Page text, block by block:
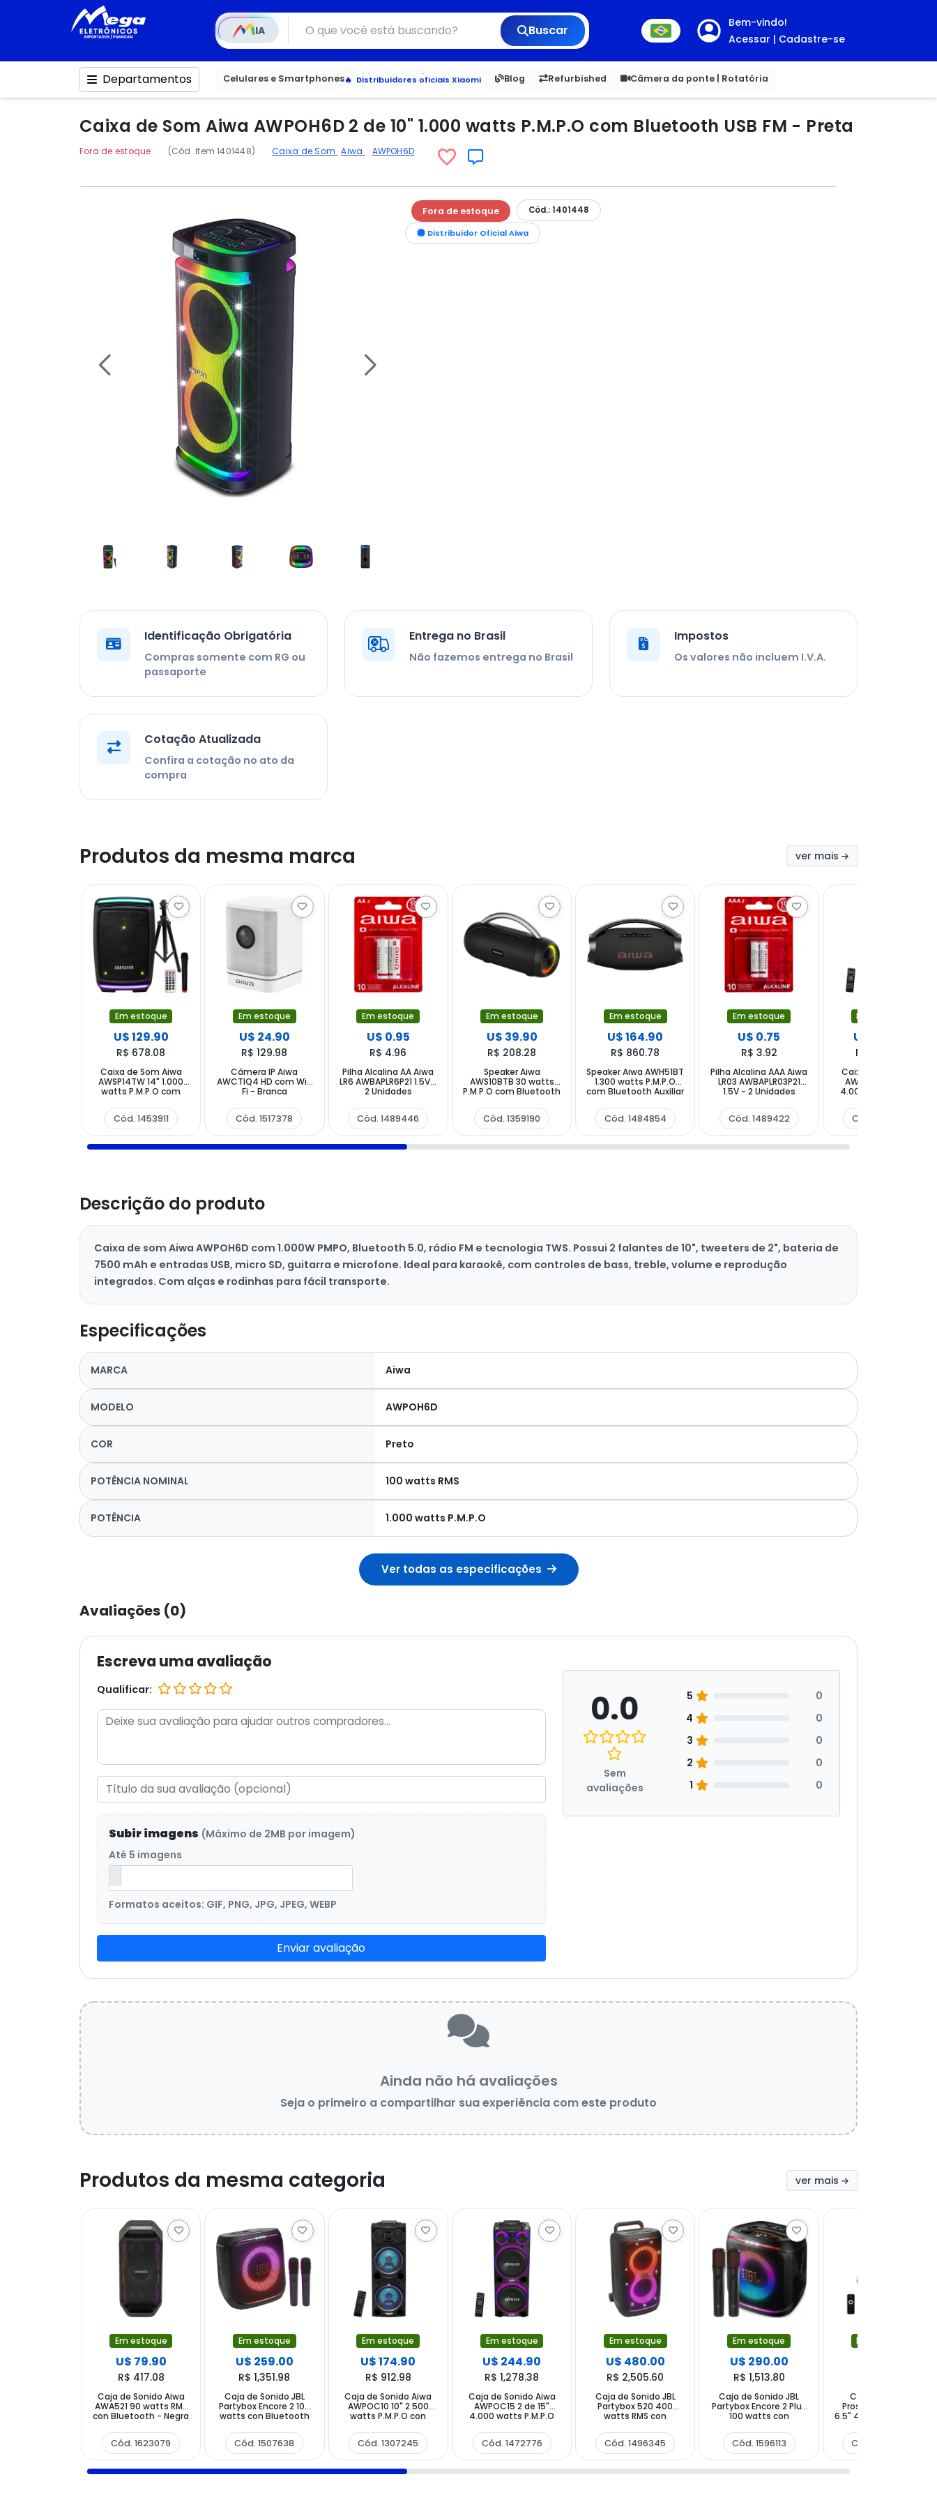
IA Buscar
Bem-vindo!
Acessar | Cadastre-se
Departamentos Celulares e Smartphones Veja os Lançamentos
Distribuidores oficiais Xiaomi
Blog Refurbished Câmera da ponte | Rotatória
6,050 5.22 1,900 1.00
Caixa de Som Aiwa AWPOH6D 2 de 10" 1.000 watts P.M.P.O com Bluetooth USB FM - Preta
Fora de estoque (Cód. Item 1401448) Caixa de Som Aiwa AWPOH6D
Fora de estoque Cód.: 1401448
Distribuidor Oficial Aiwa
Identificação Obrigatória
Compras somente com RG ou
passaporte
Entrega no Brasil
Não fazemos entrega no Brasil
Impostos
Os valores não incluem I.V.A.
Cotação Atualizada
Confira a cotação no ato da
compra
Produtos da mesma marca ver mais
Em estoque
U$ 129.90
R$ 678.08
Caixa de Som Aiwa
AWSP14TW 14" 1.000
watts P.M.P.O com
Bivolt - Preto
Cód. 1453911
Em estoque
U$ 24.90
R$ 129.98
Câmera IP Aiwa
AWCTIQ4 HD com Wi-
Fi - Branca
Cód. 1517378
Em estoque
U$ 0.95
R$ 4.96
Pilha Alcalina AA Aiwa
LR6 AWBAPLR6P21 1.5V -
2 Unidades
Cód. 1489446
Em estoque
U$ 39.90
R$ 208.28
Speaker Aiwa
AWS10BTB 30 watts
P.M.P.O com Bluetooth
Preto
Cód. 1359190
Em estoque
U$ 164.90
R$ 860.78
Speaker Aiwa AWH51BT
1.300 watts P.M.P.O
com Bluetooth Auxiliar
Cód. 1484854
Em estoque
U$ 0.75
R$ 3.92
Pilha Alcalina AAA Aiwa
LR03 AWBAPLR03P21
1.5V - 2 Unidades
Cód. 1489422
Em estoque
U$ 244.90
R$ 1,278.38
Caixa de Som Aiwa
AWPOC15 2 de 15"
4.000 watts P.M.P.O
Cód. 1472776
Descrição do produto
Caixa de som Aiwa AWPOH6D com 1.000W PMPO, Bluetooth 5.0, rádio FM e tecnologia TWS. Possui 2 falantes de 10", tweeters de 2", bateria de
7500 mAh e entradas USB, micro SD, guitarra e microfone. Ideal para karaokê, com controles de bass, treble, volume e reprodução
integrados. Com alças e rodinhas para fácil transporte.
Especificações
MARCA Aiwa
MODELO AWPOH6D
COR Preto
POTÊNCIA NOMINAL 100 watts RMS
POTÊNCIA 1.000 watts P.M.P.O
Ver todas as especificações
Avaliações (0)
Escreva uma avaliação
Qualificar:
Subir imagens (Máximo de 2MB por imagem)
Até 5 imagens
Formatos aceitos: GIF, PNG, JPG, JPEG, WEBP
Enviar avaliação
0.0
Sem
avaliações
5
0
4
0
3
0
2
0
1
0
Ainda não há avaliações
Seja o primeiro a compartilhar sua experiência com este produto
Produtos da mesma categoria ver mais
Em estoque
U$ 79.90
R$ 417.08
Caja de Sonido Aiwa
AWA521 90 watts RMS
con Bluetooth - Negra
Cód. 1623079
Em estoque
U$ 259.00
R$ 1,351.98
Caja de Sonido JBL
Partybox Encore 2 100
watts con Bluetooth
Cód. 1507638
Em estoque
U$ 174.90
R$ 912.98
Caja de Sonido Aiwa
AWPOC10 10" 2.500
watts P.M.P.O con
Negro
Cód. 1307245
Em estoque
U$ 244.90
R$ 1,278.38
Caja de Sonido Aiwa
AWPOC15 2 de 15"
4.000 watts P.M.P.O
Negra
Cód. 1472776
Em estoque
U$ 480.00
R$ 2,505.60
Caja de Sonido JBL
Partybox 520 400
watts RMS con
Negra
Cód. 1496345
Em estoque
U$ 290.00
R$ 1,513.80
Caja de Sonido JBL
Partybox Encore 2 Plus
100 watts con
Negra
Cód. 1596113
Em estoque
Caja de Sonido
Prosper P-1061 2 de
6.5" 40 watts RMS con
Cód. 1645644